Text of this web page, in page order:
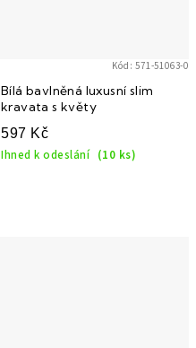
Bílá bavlněná luxusní slim
kravata s květy
597 Kč
Ihned k odeslání (10 ks)
Kód:571-51063-0